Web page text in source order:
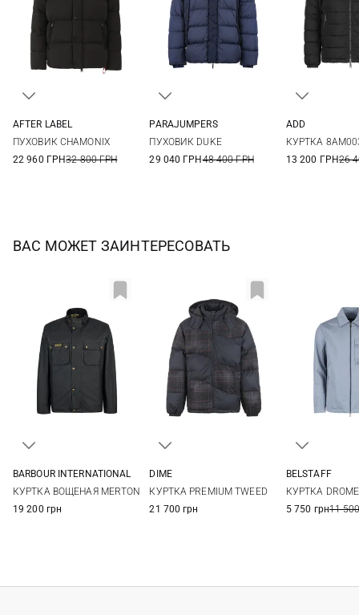
AFTER LABEL
ПУХОВИК CHAMONIX
22 960 ГРН32 800 ГРН
PARAJUMPERS
ПУХОВИК DUKE
29 040 ГРН48 400 ГРН
ADD
КУРТКА
13 200 ГРН26
ВАС МОЖЕТ ЗАИНТЕРЕСОВАТЬ
BARBOUR INTERNATIONAL
КУРТКА ВОЩЕНАЯ MERTON
19 200 грн
DIME
КУРТКА PREMIUM TWEED
21 700 грн
BELSTAFF
КУРТКА DROME
5 750 грн11